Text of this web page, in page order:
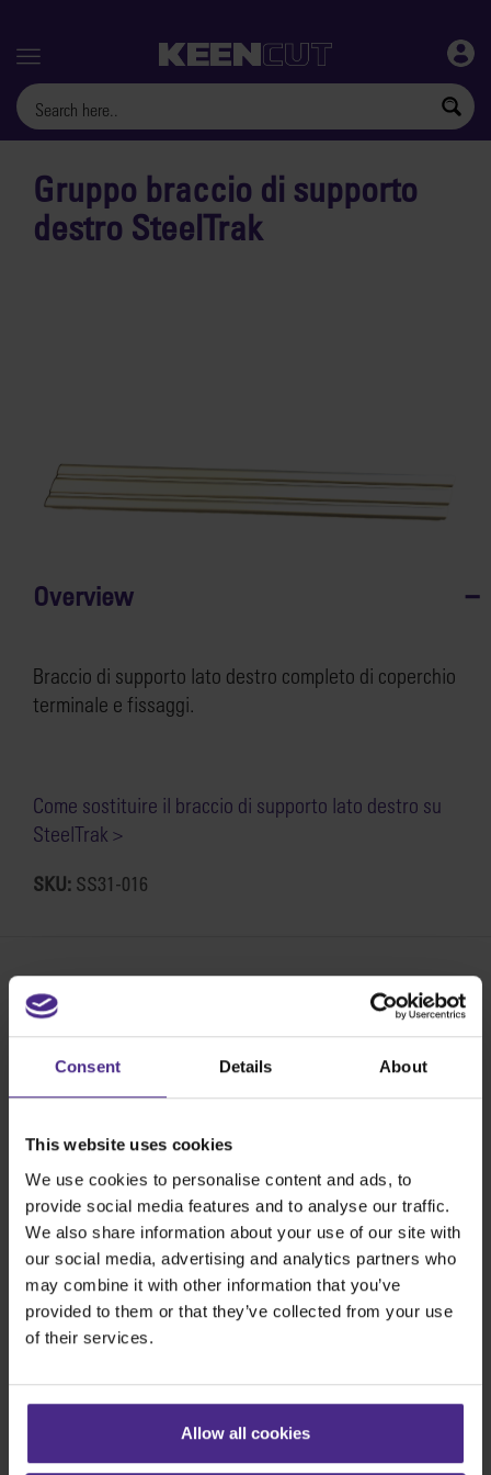
Consent Details About
This website uses cookies
We use cookies to personalise content and ads, to
provide social media features and to analyse our traffic.
We also share information about your use of our site with
our social media, advertising and analytics partners who
may combine it with other information that you’ve
provided to them or that they’ve collected from your use
of their services.
Allow all cookies
Menu
Gruppo braccio di supporto
destro SteelTrak
Overview
Braccio di supporto lato destro completo di coperchio
terminale e fissaggi.
Come sostituire il braccio di supporto lato destro su
SteelTrak >
SKU: SS31-016
Share:
Cartellonistica
SteelTrak
Excalibur 3S
Evolution3™ cutters
Gamma Evolution3™
Evolution3™ FreeHand
Taglierine generiche